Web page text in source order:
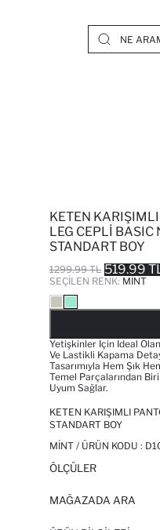
KETEN
LEG CEPLI BASIC
STANDART BOY
1299.99 TL 519.99
SEÇILEN RENK: MINT
Yetişkinler Için Ideal
Ve Lastikli Kapama
Tasarımıyla Hem Şık
Temel Parçalarından
Uyum Sağlar.
KETEN KARIŞIMLI
STANDART BOY
MINT / ÜRÜN KODU :
ÖLÇÜLER
MAĞAZADA ARA